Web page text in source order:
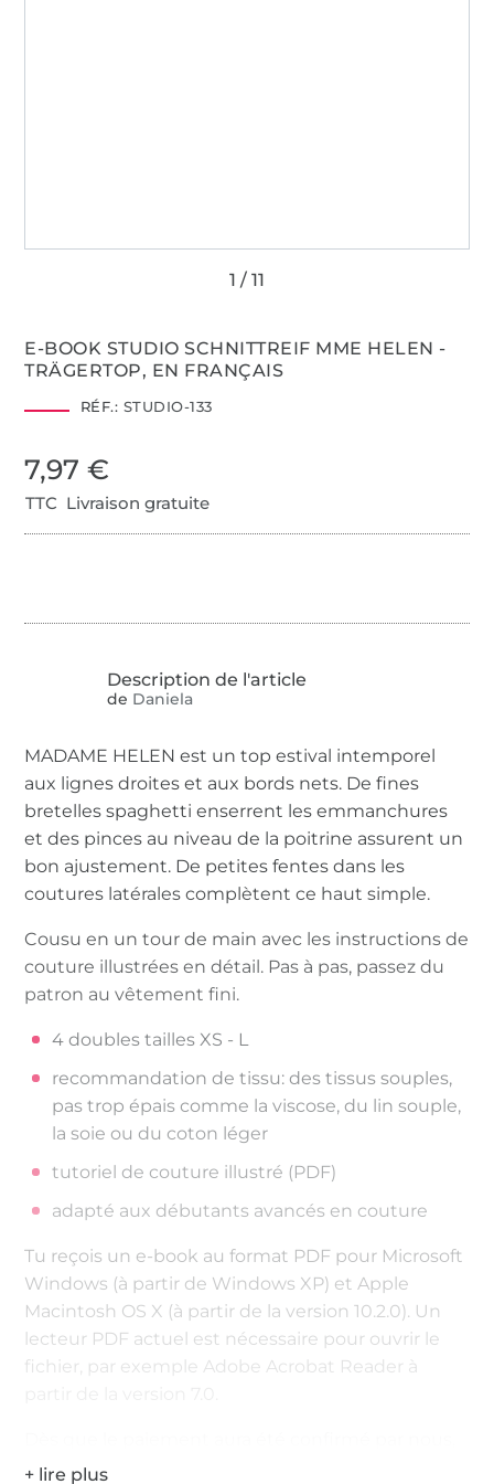
E-BOOK STUDIO SCHNITTREIF MME HELEN -
TRÄGERTOP, EN FRANÇAIS
RÉF.: STUDIO-133
7,97 €
TTC Livraison gratuite
de Daniela
MADAME HELEN est un top estival intemporel
aux lignes droites et aux bords nets. De fines
bretelles spaghetti enserrent les emmanchures
et des pinces au niveau de la poitrine assurent un
bon ajustement. De petites fentes dans les
coutures latérales complètent ce haut simple.
Cousu en un tour de main avec les instructions de
couture illustrées en détail. Pas à pas, passez du
patron au vêtement fini.
4 doubles tailles XS - L
recommandation de tissu: des tissus souples,
pas trop épais comme la viscose, du lin souple,
la soie ou du coton léger
tutoriel de couture illustré (PDF)
adapté aux débutants avancés en couture
Tu reçois un e-book au format PDF pour Microsoft
Windows (à partir de Windows XP) et Apple
Macintosh OS X (à partir de la version 10.2.0). Un
lecteur PDF actuel est nécessaire pour ouvrir le
fichier, par exemple Adobe Acrobat Reader à
vous recevrez un e-mail avec le lien de